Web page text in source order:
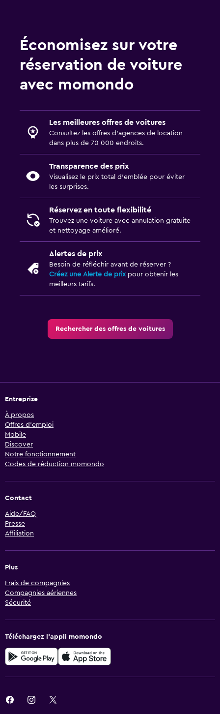
Économisez sur votre
réservation de voiture
avec momondo
Les meilleures offres de voitures
Consultez les offres d’agences de location
dans plus de 70 000 endroits.
Transparence des prix
Visualisez le prix total d’emblée pour éviter
les surprises.
Réservez en toute flexibilité
Trouvez une voiture avec annulation gratuite
et nettoyage amélioré.
Alertes de prix
Besoin de réfléchir avant de réserver ?
Créez une Alerte de prixpour obtenir les
meilleurs tarifs.
Rechercher des offres de voitures
Entreprise
À propos
Offres d’emploi
Mobile
Discover
Notre fonctionnement
Codes de réduction momondo
Contact
Aide/FAQ
Presse
Affiliation
Plus
Frais de compagnies
Compagnies aériennes
Sécurité
Téléchargez l’appli momondo